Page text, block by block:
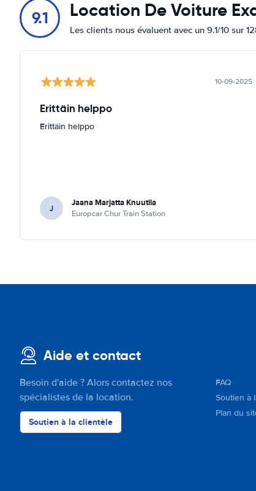
9.1 Location De Voiture
Les clients nous évaluent avec un 9.1/10 sur
10-09-2025
Erittäin helppo
Erittäin helppo
J Jaana Marjatta Knuutila
Europcar Chur Train Station
Aide et contact
Besoin d'aide ? Alors contactez nos
spécialistes de la location.
Soutien à la clientèle
FAQ
Soutien à
Plan du